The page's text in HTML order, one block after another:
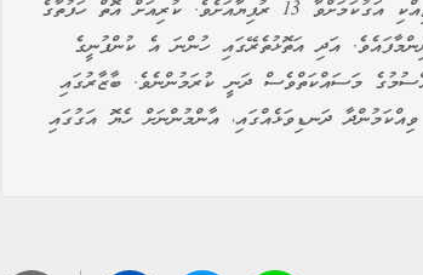
އެބަހުރިކަމަށާއި، މިހާރުވެސް ކިލޯއެއް ވިއްކަމުންދަނީ ކުރިންވެސް ވިއްކި އަގުކަމަށްވާ 13 ރުފިޔާއަށެވެ. ކުރިއަށް އޮތް ހަފުތާގެ
އަދި އަތޮޅުތެރޭގައި ހުންނަ އެ ކުންފުނީގެ
މަސައްކަތްވެސް ދަނީ ކުރަމުންނެވެ. ބާޒާރުގައި
ރުފިޔާއަށް ފިޔާ ކިލޯއެއް ވިއްކަމުންދާ ދަނޑިވަޅެއްގައި، އާންމުންނަށް ހެޔޮ އަގުގައި